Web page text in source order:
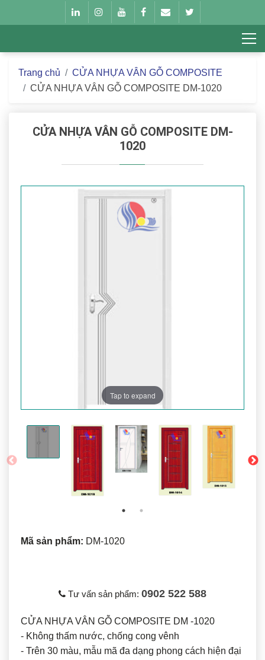
Trang chủ
CỬA NHỰA VÂN GỖ COMPOSITE
CỬA NHỰA VÂN GỖ COMPOSITE DM-1020
CỬA NHỰA VÂN GỖ COMPOSITE DM-
1020
Tap to expand
Mã sản phẩm: DM-1020
Tư vấn sản phẩm: 0902 522 588
CỬA NHỰA VÂN GỖ COMPOSITE DM -1020
- Không thấm nước, chống cong vênh
- Trên 30 màu, mẫu mã đa dạng phong cách hiện đại